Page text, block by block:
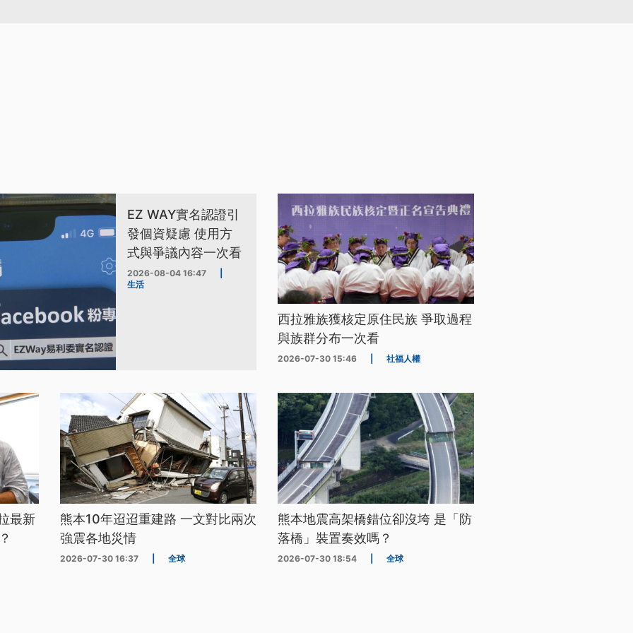
EZ WAY實名認證引
發個資疑慮 使用方
式與爭議內容一次看
2026-08-04 16:47
生活
西拉雅族獲核定原住民族 爭取過程
與族群分布一次看
2026-07-30 15:46 社福人權
最新
熊本10年迢迢重建路 一文對比兩次
強震各地災情
2026-07-30 16:37 全球
熊本地震高架橋錯位卻沒垮 是「防
落橋」裝置奏效嗎？
2026-07-30 18:54 全球